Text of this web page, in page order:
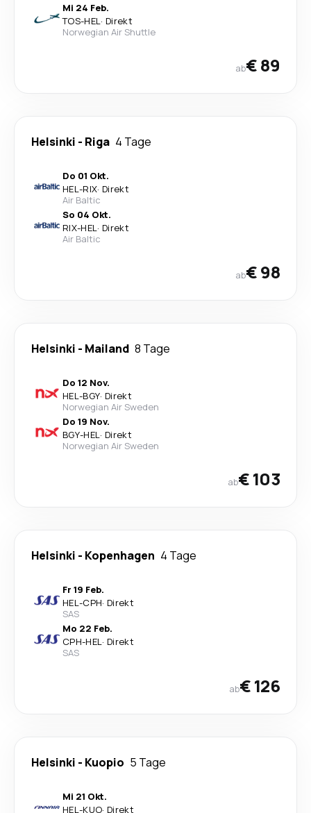
Mi 24 Feb.
TOS-HEL· Direkt
Norwegian Air Shuttle
ab€ 89
Helsinki - Riga 4 Tage
Do 01 Okt.
HEL-RIX· Direkt
Air Baltic
So 04 Okt.
RIX-HEL· Direkt
Air Baltic
ab€ 98
Helsinki - Mailand 8 Tage
Do 12 Nov.
HEL-BGY· Direkt
Norwegian Air Sweden
Do 19 Nov.
BGY-HEL· Direkt
Norwegian Air Sweden
ab€ 103
Helsinki - Kopenhagen 4 Tage
Fr 19 Feb.
HEL-CPH· Direkt
SAS
Mo 22 Feb.
CPH-HEL· Direkt
SAS
ab€ 126
Helsinki - Kuopio 5 Tage
Mi 21 Okt.
HEL-KUO· Direkt